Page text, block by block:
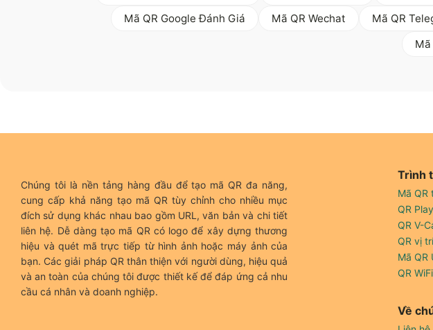
Mã QR Google Đánh Giá
Mã QR Wechat Mã QR
Mã
Chúng tôi là nền tảng hàng đầu để tạo mã QR đa năng,
cung cấp khả năng tạo mã QR tùy chỉnh cho nhiều mục
đích sử dụng khác nhau bao gồm URL, văn bản và chi tiết
liên hệ. Dễ dàng tạo mã QR có logo để xây dựng thương
hiệu và quét mã trực tiếp từ hình ảnh hoặc máy ảnh của
bạn. Các giải pháp QR thân thiện với người dùng, hiệu quả
và an toàn của chúng tôi được thiết kế để đáp ứng cả nhu
cầu cá nhân và doanh nghiệp.
Trình
Mã QR
QR
QR V-
QR vị trí
Mã QR
QR WiFi
Về